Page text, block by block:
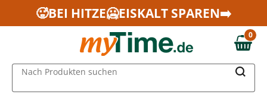
Zum Hauptinhalt springen
Zur Navigation springen
Zur Suche springen
🥵BEI HITZE🥶EISKALT SPAREN➡️
0,00 €
0
Nach Produkten suchen